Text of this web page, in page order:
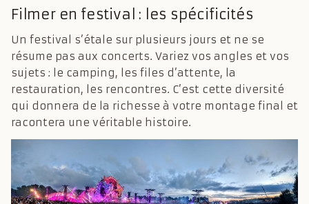
Filmer en festival : les spécificités
Un festival s’étale sur plusieurs jours et ne se
résume pas aux concerts. Variez vos angles et vos
sujets : le camping, les files d’attente, la
restauration, les rencontres. C’est cette diversité
qui donnera de la richesse à votre montage final et
racontera une véritable histoire.